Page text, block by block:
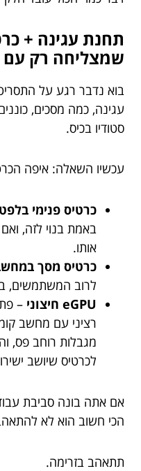
תחנת עגינה +
שמצליחה רק עם
בוא נדבר רגע על
עגינה, כמה מסכים,
סטודיו בכיס.
עכשיו השאלה: איפה
כרטיס פנימי
באמת בנוי לזה,
אותו.
כרטיס מסך
לרוב המשתמשים,
eGPU חיצוני
רציני עם מחשב
מגבלות רוחב פס,
לכרטיס שיושב
אם אתה בונה סביבת
הכי חשוב הוא לא
תתאהב בזרימה.